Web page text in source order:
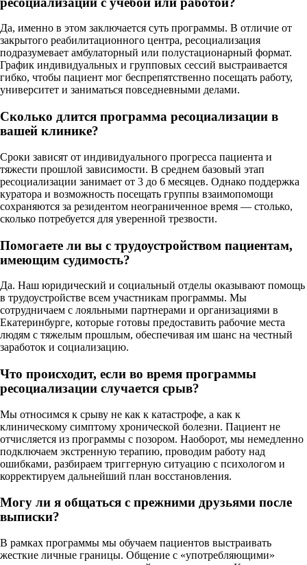
Да, именно в этом заключается суть программы. В отличие от
закрытого реабилитационного центра, ресоциализация
подразумевает амбулаторный или полустационарный формат.
График индивидуальных и групповых сессий выстраивается
гибко, чтобы пациент мог беспрепятственно посещать работу,
университет и заниматься повседневными делами.
Сколько длится программа ресоциализации в
вашей клинике?
Сроки зависят от индивидуального прогресса пациента и
тяжести прошлой зависимости. В среднем базовый этап
ресоциализации занимает от 3 до 6 месяцев. Однако поддержка
куратора и возможность посещать группы взаимопомощи
сохраняются за резидентом неограниченное время — столько,
сколько потребуется для уверенной трезвости.
Помогаете ли вы с трудоустройством пациентам,
имеющим судимость?
Да. Наш юридический и социальный отделы оказывают помощь
в трудоустройстве всем участникам программы. Мы
сотрудничаем с лояльными партнерами и организациями в
Екатеринбурге, которые готовы предоставить рабочие места
людям с тяжелым прошлым, обеспечивая им шанс на честный
заработок и социализацию.
Что происходит, если во время программы
ресоциализации случается срыв?
Мы относимся к срыву не как к катастрофе, а как к
клиническому симптому хронической болезни. Пациент не
отчисляется из программы с позором. Наоборот, мы немедленно
подключаем экстренную терапию, проводим работу над
ошибками, разбираем триггерную ситуацию с психологом и
корректируем дальнейший план восстановления.
Могу ли я общаться с прежними друзьями после
выписки?
В рамках программы мы обучаем пациентов выстраивать
жесткие личные границы. Общение с «употребляющими»